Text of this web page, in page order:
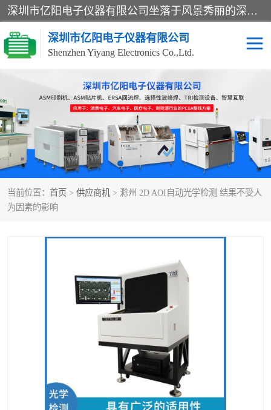
深圳市亿阳电子仪器有限公司坐落于风景秀丽的深圳市光明区，集SMT设备销售务为一体，努力为客户提供电子装配解决方案。与行业**SMT设备厂商：ASM（印刷机，锡膏检查机，贴片机），德国ERSA（爱莎）建立了稳固的代理合作关系，销售的设备一直保持**电子装配行业未来发展方向，能够满足客户各种繁杂产品的生产应用。
深圳市亿阳电子仪器有限公司
Shenzhen Yiyang Electronics Co.,Ltd.
当前位置： 首页 > 供应商机 > 滁州 2D AOI自动光学检测 结果不受人
为因素的影响
SX全自动高速贴片机 E系列中速贴片机
NeoHorizon全自动锡膏印
刷机
选择性波峰焊
VERSAFLOW-335
回流焊HOTFLOW 3/20e 波峰焊
BGA返修台HR600/2 自动光学检测TR7700QE
TX 全自动高速贴片机